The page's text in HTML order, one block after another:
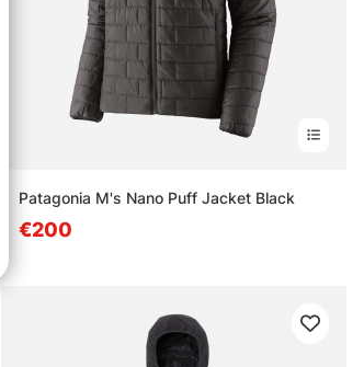
Patagonia M's Nano Puff Jacket Black
€200